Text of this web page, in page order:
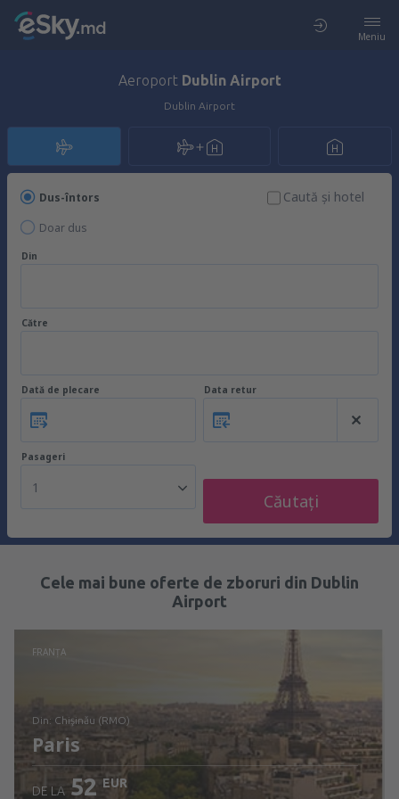
Meniu
Aeroport Dublin Airport
Dublin Airport
Dus-întors
Doar dus
Caută şi hotel
Din
Către
Dată de plecare Data retur
Pasageri
1
Căutați
Cele mai bune oferte de zboruri din Dublin
Airport
FRANŢA
din: Chişinău (RMO)
Paris
DE LA 52 EUR